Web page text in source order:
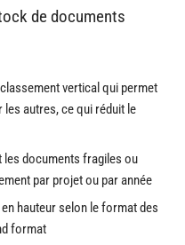
de documents
vertical qui permet
autres, ce qui réduit le
les documents fragiles ou
par projet ou par année
hauteur selon le format des
format